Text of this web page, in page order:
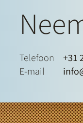
Telefoon
+31
E-mail